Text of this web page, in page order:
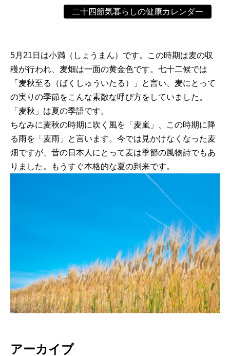
二十四節気暮らしの健康カレンダー
5月21日は小満（しょうまん）です。この時期は麦の収
穫が行われ、麦畑は一面の黄金色です。七十二候では
「麦秋至る（ばくしゅういたる）」と言い、麦にとって
の実りの季節をこんな素敵な呼び方をしていました。
「麦秋」は夏の季語です。
ちなみに麦秋の時期に吹く風を「麦嵐」、この時期に降
る雨を「麦雨」と言います。今では見かけなくなった麦
畑ですが、昔の日本人にとって麦は季節の風物詩でもあ
りました。もうすぐ本格的な夏の到来です。
アーカイブ